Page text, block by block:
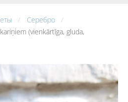
Серебро
(vienkārtīga, gluda,